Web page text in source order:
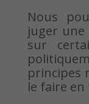
Nous
juger
sur
principes
le faire